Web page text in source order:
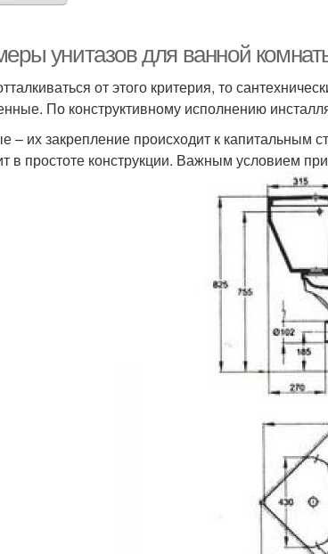
унитазов для ванной
от этого критерия, то
По конструктивному исполнению
– их закрепление происходит к капитальным
в простоте конструкции. Важным условием